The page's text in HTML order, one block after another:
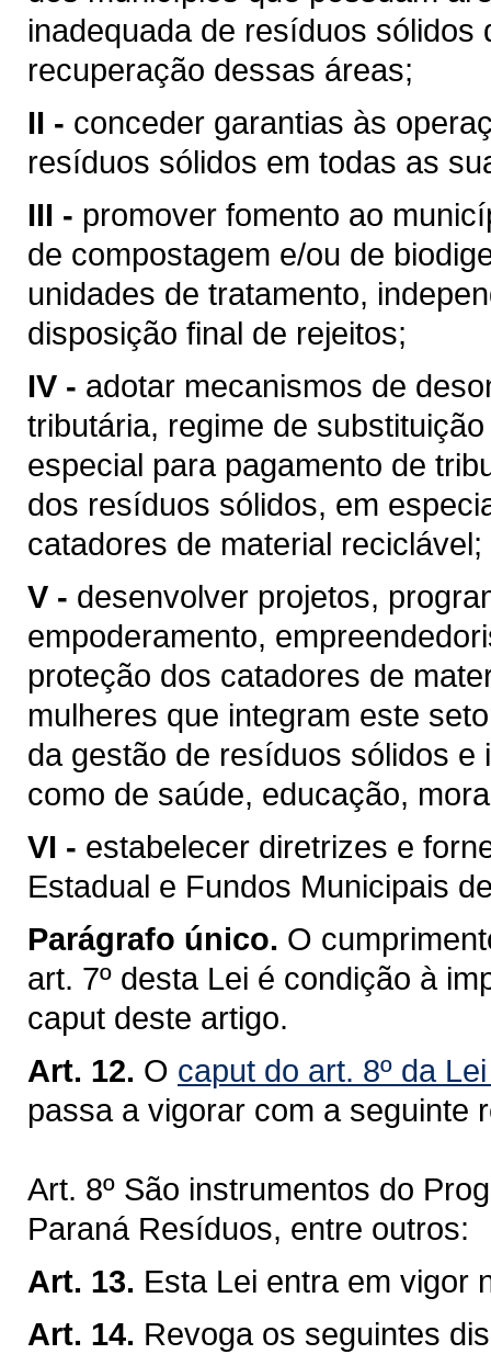
inadequada de resíduos
recuperação dessas áreas;
II - conceder garantias às
resíduos sólidos em todas as
III - promover fomento ao
de compostagem e/ou de
unidades de tratamento,
disposição final de rejeitos;
IV - adotar mecanismos de
tributária, regime de
especial para pagamento de
dos resíduos sólidos, em
catadores de material reciclável;
V - desenvolver projetos,
empoderamento,
proteção dos catadores de
mulheres que integram este
da gestão de resíduos sólidos
como de saúde, educação,
VI - estabelecer diretrizes e
Estadual e Fundos Municipais
Parágrafo único. O
art. 7º desta Lei é condição à
caput deste artigo.
Art. 12. O caput do art. 8º da
passa a vigorar com a seguinte
Art. 8º São instrumentos do
Paraná Resíduos, entre outros:
Art. 13. Esta Lei entra em vigor
Art. 14. Revoga os seguintes